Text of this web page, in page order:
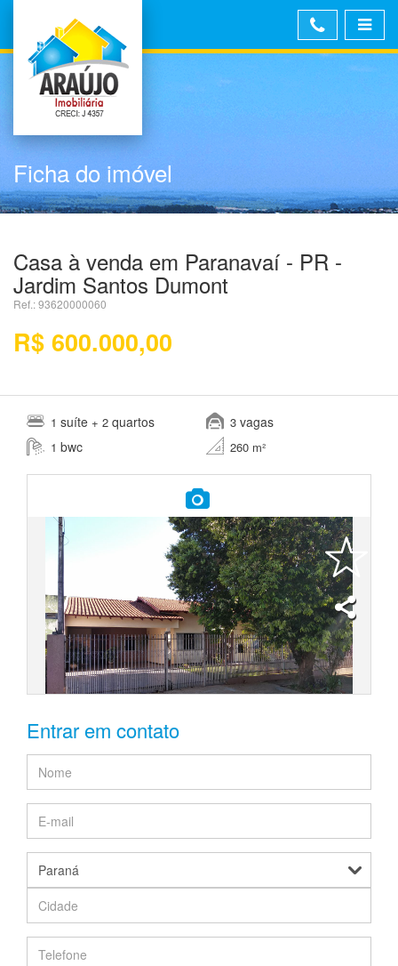
Ficha do imóvel
Casa à venda em Paranavaí - PR -
Jardim Santos Dumont
Ref.: 93620000060
R$ 600.000,00
1 suíte + 2 quartos
1 bwc
3 vagas
260 m²
Entrar em contato